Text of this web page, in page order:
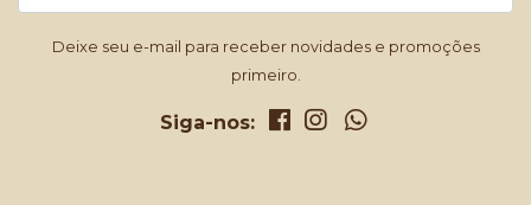
Deixe seu e-mail para receber novidades e promoções
primeiro.
Siga-nos: